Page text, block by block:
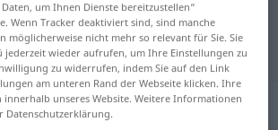
Übersetzung
um Ihnen Dienste bereitzustellen“
Wenn Tracker deaktiviert sind, sind manche
möglicherweise nicht mehr so relevant für Sie. Sie
jederzeit wieder aufrufen, um Ihre Einstellungen zu
zu widerrufen, indem Sie auf den Link
am unteren Rand der Webseite klicken. Ihre
innerhalb unseres Website. Weitere Informationen
Datenschutzerklärung.